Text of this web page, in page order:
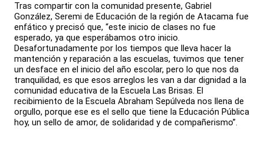
Tras compartir con la comunidad presente, Gabriel
González, Seremi de Educación de la región de Atacama fue
enfático y precisó que, “este inicio de clases no fue
esperado, ya que esperábamos otro inicio.
Desafortunadamente por los tiempos que lleva hacer la
mantención y reparación a las escuelas, tuvimos que tener
un desface en el inicio del año escolar, pero lo que nos da
tranquilidad, es que esos arreglos les van a dar dignidad a la
comunidad educativa de la Escuela Las Brisas. El
recibimiento de la Escuela Abraham Sepúlveda nos llena de
orgullo, porque ese es el sello que tiene la Educación Pública
hoy, un sello de amor, de solidaridad y de compañerismo”.